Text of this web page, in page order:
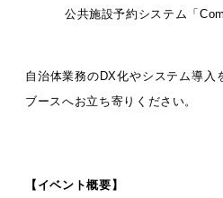
公共施設予約システム「
自治体業務のDX化やシステム導入
ブースへお立ち寄りください。
【イベント概要】